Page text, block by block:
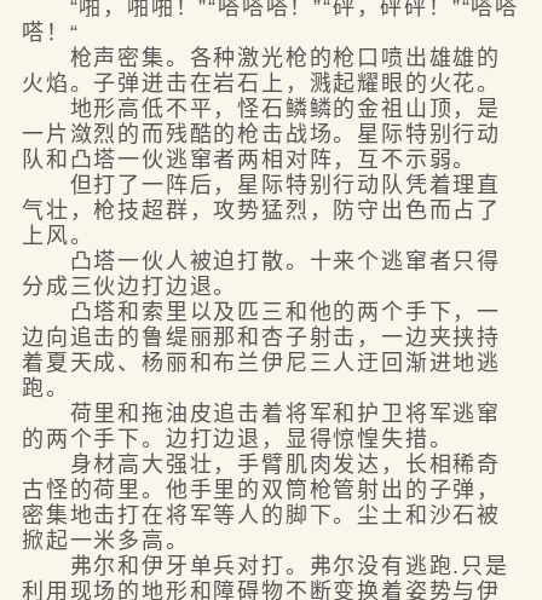
“啪，啪啪！”“嗒嗒嗒！”“砰，砰砰！”“嗒嗒
嗒！“
枪声密集。各种激光枪的枪口喷出雄雄的
火焰。子弹迸击在岩石上，溅起耀眼的火花。
地形高低不平，怪石鳞鳞的金祖山顶，是
一片潋烈的而残酷的枪击战场。星际特别行动
队和凸塔一伙逃窜者两相对阵，互不示弱。
但打了一阵后，星际特别行动队凭着理直
气壮，枪技超群，攻势猛烈，防守出色而占了
上风。
凸塔一伙人被迫打散。十来个逃窜者只得
分成三伙边打边退。
凸塔和索里以及匹三和他的两个手下，一
边向追击的鲁缇丽那和杏子射击，一边夹挟持
着夏天成、杨丽和布兰伊尼三人迂回渐进地逃
跑。
荷里和拖油皮追击着将军和护卫将军逃窜
的两个手下。边打边退，显得惊惶失措。
身材高大强壮，手臂肌肉发达，长相稀奇
古怪的荷里。他手里的双筒枪管射出的子弹，
密集地击打在将军等人的脚下。尘土和沙石被
掀起一米多高。
弗尔和伊牙单兵对打。弗尔没有逃跑.只是
利用现场的地形和障碍物不断变换着姿势与伊